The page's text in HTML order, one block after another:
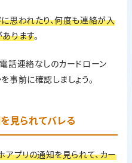
思われたり、何度も連絡が入
ります。
話連絡なしのカードローン
事前に確認しましょう。
見られてバレる
アプリの通知を見られて、カー